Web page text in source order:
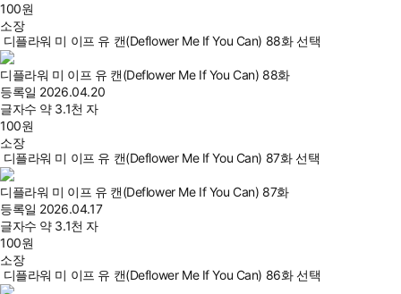
100원
소장
디플라워 미 이프 유 캔(Deflower Me If You Can) 88화 선택
디플라워 미 이프 유 캔(Deflower Me If You Can) 88화
등록일 2026.04.20
글자수 약 3.1천 자
100원
소장
디플라워 미 이프 유 캔(Deflower Me If You Can) 87화 선택
디플라워 미 이프 유 캔(Deflower Me If You Can) 87화
등록일 2026.04.17
글자수 약 3.1천 자
100원
소장
디플라워 미 이프 유 캔(Deflower Me If You Can) 86화 선택